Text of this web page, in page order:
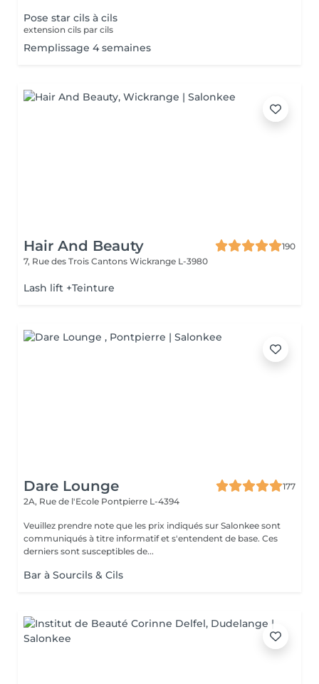
Pose star cils à cils
extension cils par cils
Remplissage 4 semaines
Hair And Beauty
190
7, Rue des Trois Cantons Wickrange L-3980
Lash lift +Teinture
Dare Lounge
177
2A, Rue de l'Ecole Pontpierre L-4394
Veuillez prendre note que les prix indiqués sur Salonkee sont
communiqués à titre informatif et s'entendent de base. Ces
derniers sont susceptibles de...
Bar à Sourcils & Cils